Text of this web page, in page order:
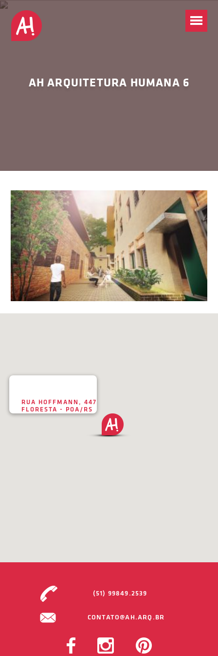
AH ARQUITETURA HUMANA 6
RUA HOFFMANN, 447
FLORESTA - POA/RS
(51) 99849.2539
CONTATO@AH.ARQ.BR
FACEBOOK INSTAGRAM